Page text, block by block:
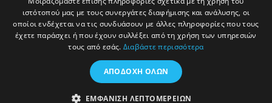
© 2016-2026 In Deep Analysis - All rights reserved.
Πολιτική Cookies Πολιτική Απορρήτου
ιστότοπού μας με τους συνεργάτες διαφήμισης και ανάλυσης, οι
οποίοι ενδέχεται να τις συνδυάσουν με άλλες πληροφορίες που τους
έχετε παράσχει ή που έχουν συλλέξει από τη χρήση των υπηρεσιών
τους από εσάς. Διαβάστε περισσότερα
ΑΠΟΔΟΧΉ ΌΛΩΝ
ΕΜΦΆΝΙΣΗ ΛΕΠΤΟΜΕΡΕΙΏΝ